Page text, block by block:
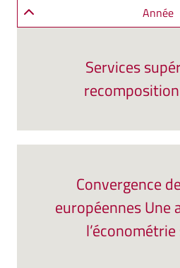
Année
Services
Convergence
européennes Une